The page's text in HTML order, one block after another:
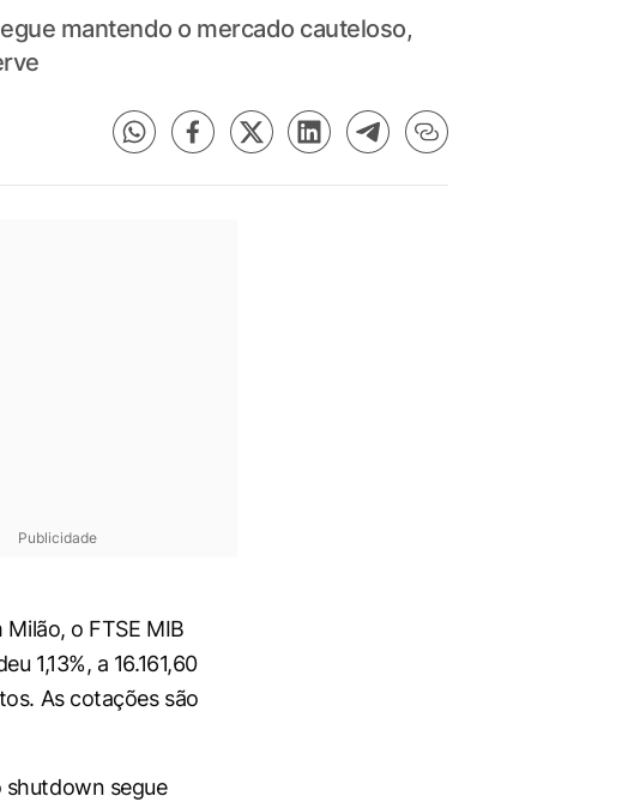
mantendo o mercado cauteloso,
Publicidade
o FTSE MIB
1,13%, a 16.161,60
As cotações são
shutdown segue